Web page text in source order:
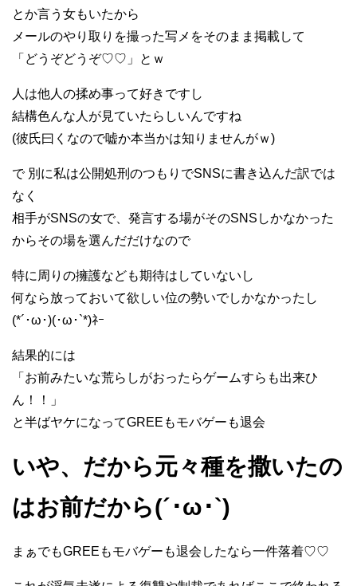
とか言う女もいたから
メールのやり取りを撮った写メをそのまま掲載して
「どうぞどうぞ♡♡」とｗ
人は他人の揉め事って好きですし
結構色んな人が見ていたらしいんですね
(彼氏曰くなので嘘か本当かは知りませんがｗ)
で 別に私は公開処刑のつもりでSNSに書き込んだ訳では
なく
相手がSNSの女で、発言する場がそのSNSしかなかった
からその場を選んだだけなので
特に周りの擁護なども期待はしていないし
何なら放っておいて欲しい位の勢いでしかなかったし
(*´･ω･)(･ω･`*)ﾈｰ
結果的には
「お前みたいな荒らしがおったらゲームすらも出来ひ
ん！！」
と半ばヤケになってGREEもモバゲーも退会
いや、だから元々種を撒いたの
はお前だから(´･ω･`)
まぁでもGREEもモバゲーも退会したなら一件落着♡♡